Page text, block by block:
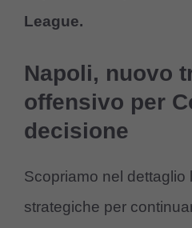
League.
Napoli, nuovo
offensivo per
decisione
Scopriamo nel dettaglio
strategiche per